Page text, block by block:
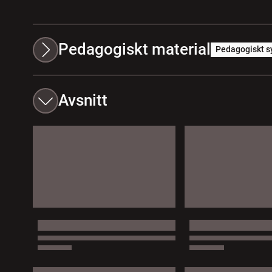
Pedagogiskt material Pedagogiskt
Avsnitt